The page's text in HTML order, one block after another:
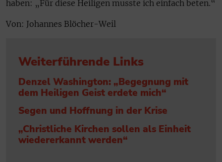
haben: „Für diese Heiligen musste ich einfach beten.“
Von: Johannes Blöcher-Weil
Weiterführende Links
Denzel Washington: „Begegnung mit
dem Heiligen Geist erdete mich“
Segen und Hoffnung in der Krise
„Christliche Kirchen sollen als Einheit
wiedererkannt werden“